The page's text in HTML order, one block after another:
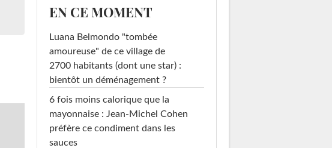
EN CE MOMENT
Luana Belmondo "tombée
amoureuse" de ce village de
2700 habitants (dont une star) :
bientôt un déménagement ?
6 fois moins calorique que la
mayonnaise : Jean-Michel Cohen
préfère ce condiment dans les
sauces